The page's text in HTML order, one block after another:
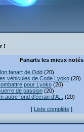
!
Fanarts les mieux notés
fanart de Odd(20)
véhicules de Code Lyoko(20)
pour Lyoko(20)
de passion(20)
autre fond d'écran d'A...
(20)
[ Liste complète ]